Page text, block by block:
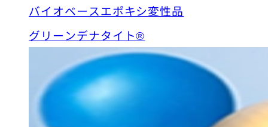
バイオベースエポキシ変性品
グリーンデナタイト®